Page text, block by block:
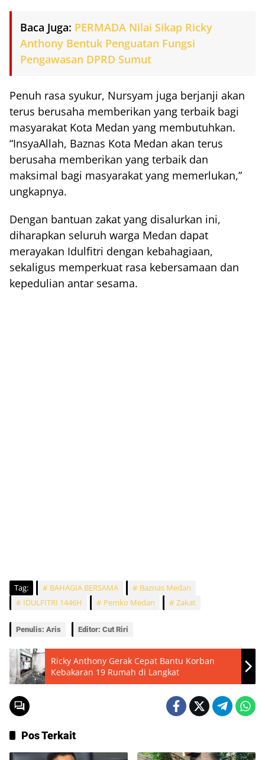
Baca Juga: PERMADA Nilai Sikap Ricky
Anthony Bentuk Penguatan Fungsi
Pengawasan DPRD Sumut
Penuh rasa syukur, Nursyam juga berjanji akan
terus berusaha memberikan yang terbaik bagi
masyarakat Kota Medan yang membutuhkan.
“InsyaAllah, Baznas Kota Medan akan terus
berusaha memberikan yang terbaik dan
maksimal bagi masyarakat yang memerlukan,”
ungkapnya.
Dengan bantuan zakat yang disalurkan ini,
diharapkan seluruh warga Medan dapat
merayakan Idulfitri dengan kebahagiaan,
sekaligus memperkuat rasa kebersamaan dan
kepedulian antar sesama.
Tag: BAHAGIA BERSAMA
Baznas Medan
IDULFITRI 1446H
Pemko Medan Zakat
Penulis: Aris Editor: Cut Riri
Ricky Anthony Gerak Cepat Bantu Korban
Kebakaran 19 Rumah di Langkat
Pos Terkait